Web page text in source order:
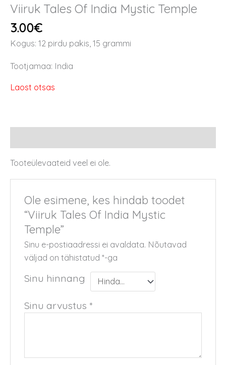
Viiruk Tales Of India Mystic Temple
3.00€
Kogus: 12 pirdu pakis, 15 grammi
Tootjamaa: India
Laost otsas
Tooteülevaateid veel ei ole.
Ole esimene, kes hindab toodet
“Viiruk Tales Of India Mystic
Temple”
Sinu e-postiaadressi ei avaldata. Nõutavad
väljad on tähistatud*-ga
Sinu hinnang
Sinu arvustus *